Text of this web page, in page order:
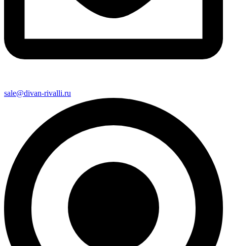
sale@divan-rivalli.ru